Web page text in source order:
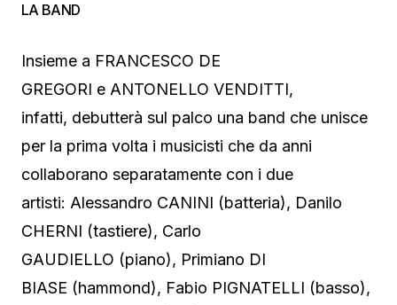
LA BAND
Insieme a FRANCESCO DE
GREGORI e ANTONELLO VENDITTI,
infatti, debutterà sul palco una band che unisce
per la prima volta i musicisti che da anni
collaborano separatamente con i due
artisti: Alessandro CANINI (batteria), Danilo
CHERNI (tastiere), Carlo
GAUDIELLO (piano), Primiano DI
BIASE (hammond), Fabio PIGNATELLI (basso),